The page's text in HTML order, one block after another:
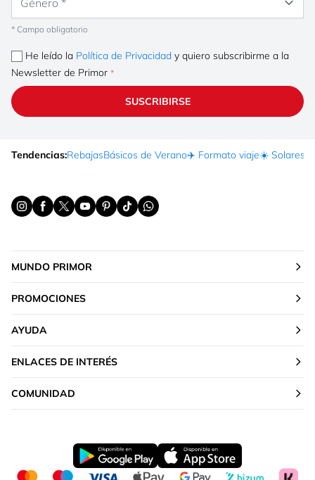
* Campo obligatorio
He leído la Política de Privacidad y quiero subscribirme a la
Newsletter de Primor
SUSCRIBIRSE
Tendencias:RebajasBásicos de Verano✈️ Formato viaje☀️ Solares
MUNDO PRIMOR
PROMOCIONES
AYUDA
ENLACES DE INTERÉS
COMUNIDAD